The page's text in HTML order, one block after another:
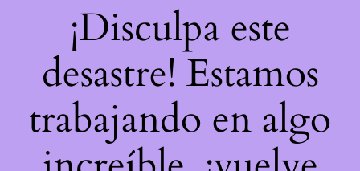
¡Disculpa este
desastre! Estamos
trabajando en algo